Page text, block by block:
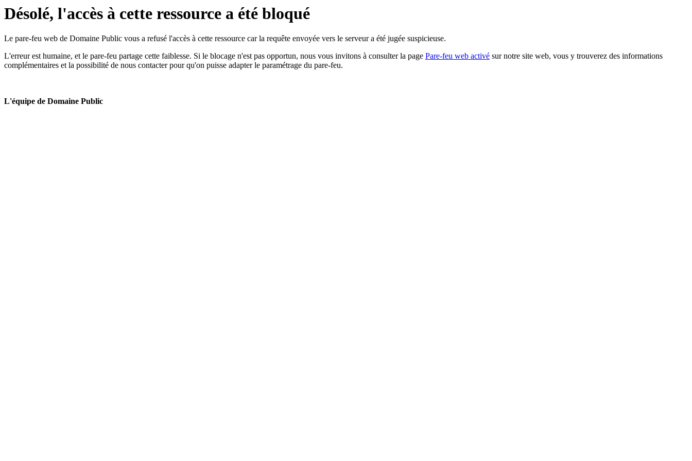
Désolé, l'accès à cette ressource a été bloqué
Le pare-feu web de Domaine Public vous a refusé l'accès à cette ressource car la requête envoyée vers le serveur a été jugée suspicieuse.
L'erreur est humaine, et le pare-feu partage cette faiblesse. Si le blocage n'est pas opportun, nous vous invitons à consulter la page Pare-feu web activé sur notre site web, vous y trouverez des informations
complémentaires et la possibilité de nous contacter pour qu'on puisse adapter le paramétrage du pare-feu.
L'équipe de Domaine Public